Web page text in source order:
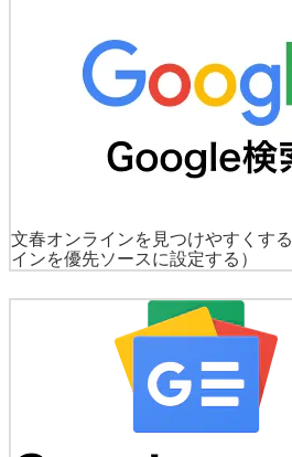
文春オンラインを見つけやすくする
インを優先ソースに設定する）